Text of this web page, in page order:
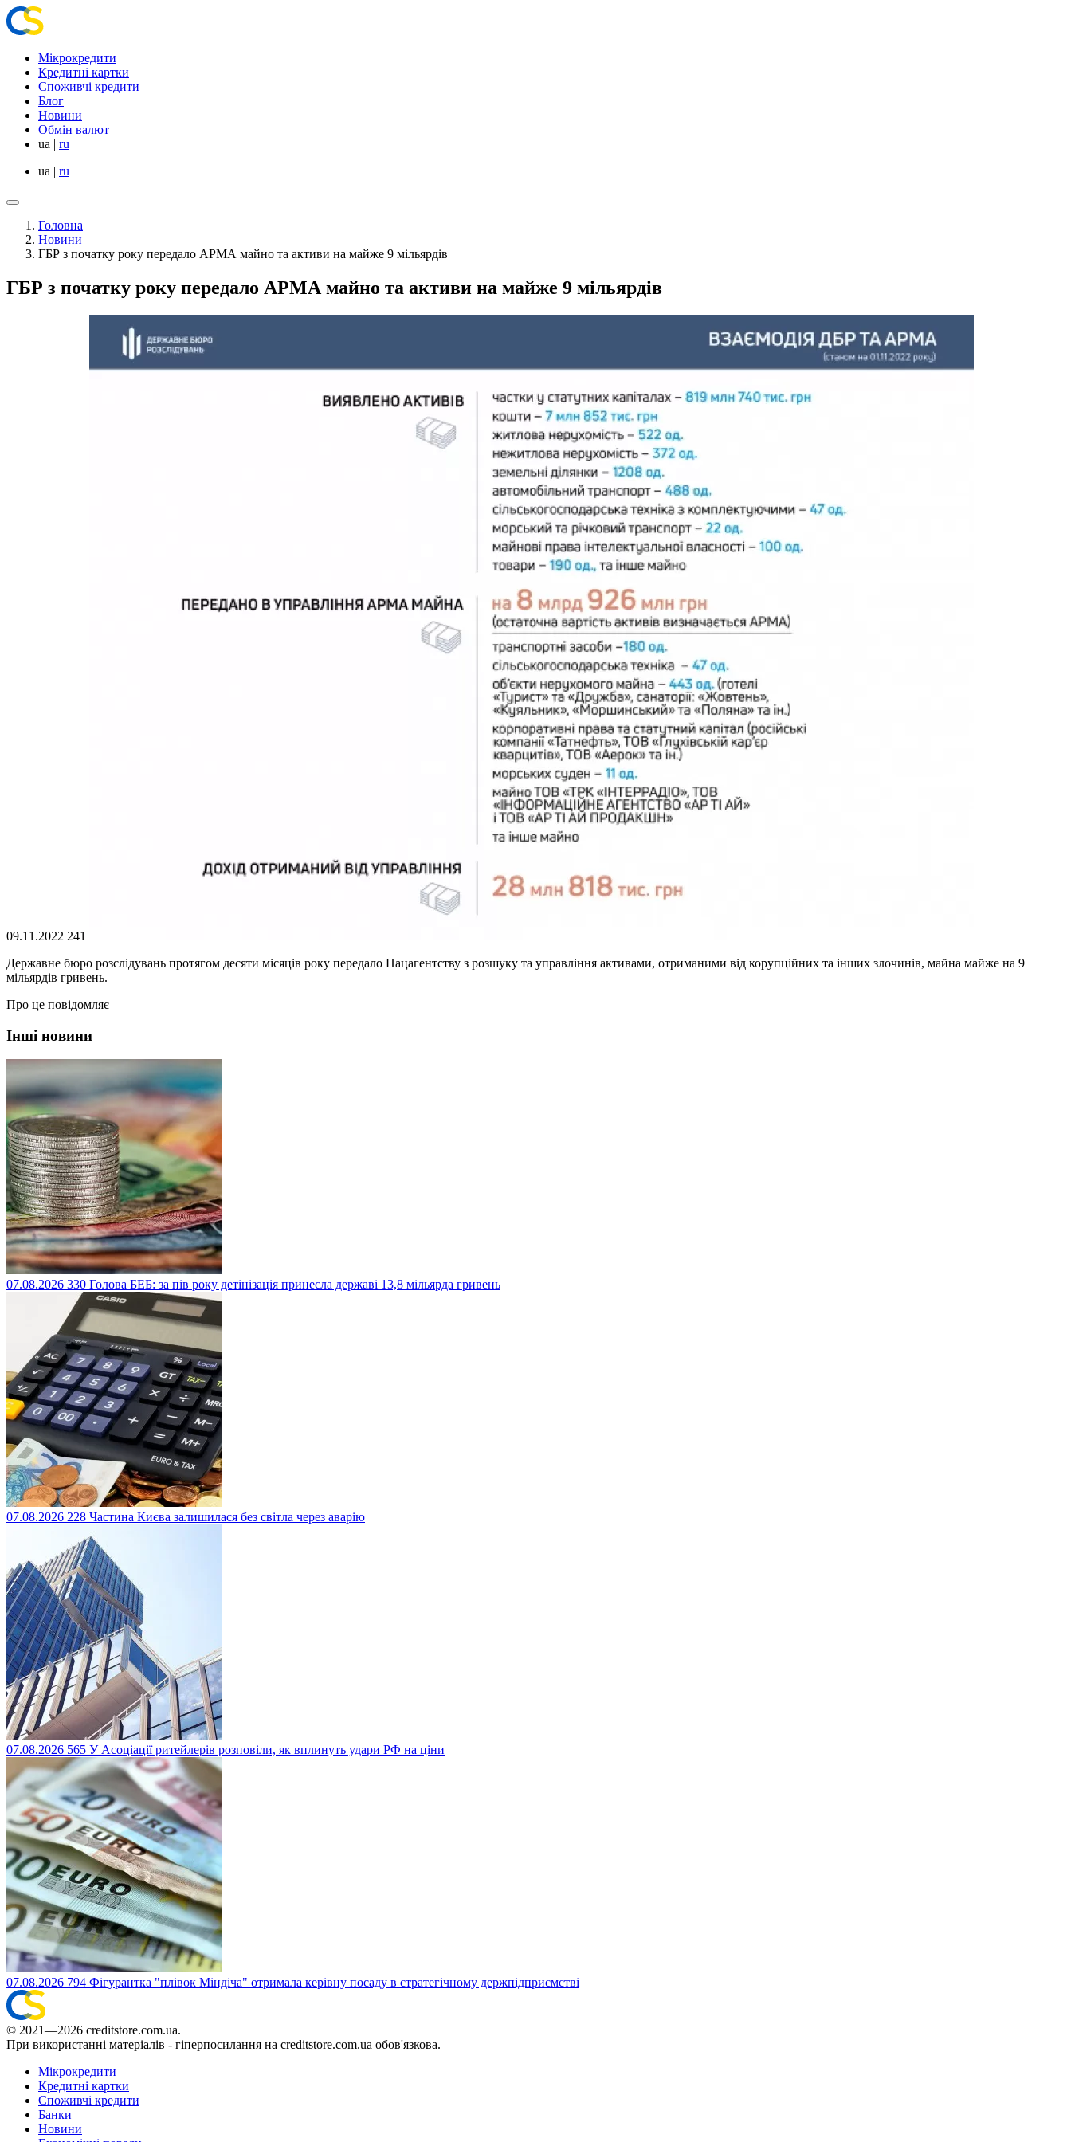
Мікрокредити
Кредитні картки
Споживчі кредити
Блог
Новини
Обмін валют
ua | ru
ua | ru
Головна
Новини
ГБР з початку року передало АРМА майно та активи на майже 9 мільярдів
ГБР з початку року передало АРМА майно та активи на майже 9 мільярдів
09.11.2022 241
Державне бюро розслідувань протягом десяти місяців року передало Нацагентству з розшуку та управління активами, отриманими від корупційних та інших злочинів, майна майже на 9
мільярдів гривень.
Про це повідомляє
Інші новини
07.08.2026 330 Голова БЕБ: за пів року детінізація принесла державі 13,8 мільярда гривень
07.08.2026 228 Частина Києва залишилася без світла через аварію
07.08.2026 565 У Асоціації ритейлерів розповіли, як вплинуть удари РФ на ціни
07.08.2026 794 Фігурантка "плівок Міндіча" отримала керівну посаду в стратегічному держпідприємстві
© 2021—2026 creditstore.com.ua.
При використанні матеріалів - гіперпосилання на creditstore.com.ua обов'язкова.
Мікрокредити
Кредитні картки
Споживчі кредити
Банки
Новини